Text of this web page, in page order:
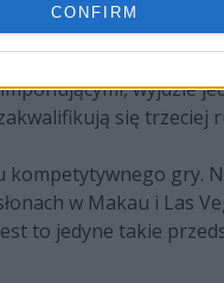
CONFIRM
lana z
wybrać tylko
wyjdzie
się trzeciej
kompetytywnego gry.
w Makau i Las
to jedyne takie